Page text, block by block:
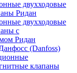
двухходовые
Ридан
двухходовые
с
Ридан
(Danfoss)
клапаны